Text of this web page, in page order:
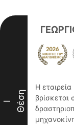
I Θέση
Η
βρίσκεται